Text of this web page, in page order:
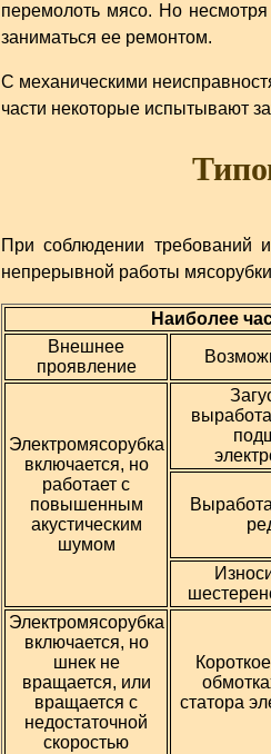
перемолоть мясо. Но
заниматься ее ремонтом.
С механическими
части некоторые испытывают
При соблюдении требований
непрерывной работы
Наиболее
Внешнее
проявление
Электромясорубка
включается, но
работает с
повышенным
акустическим
шумом
Электромясорубка
включается, но
шнек не
вращается, или
вращается с
недостаточной
скоростью
статора